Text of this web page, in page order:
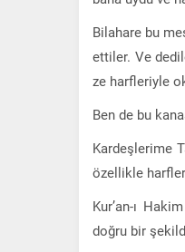
Bilahare bu
ettiler. Ve
ze harfleriyle
Ben de bu
Kardeşlerime
özellikle
Kur’an-ı
doğru bir